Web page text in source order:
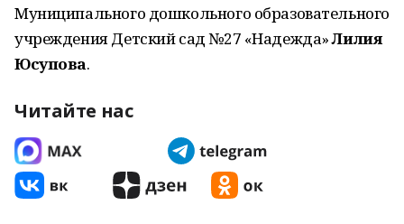
Муниципального дошкольного образовательного
учреждения Детский сад №27 «Надежда»Лилия
Юсупова.
Читайте нас